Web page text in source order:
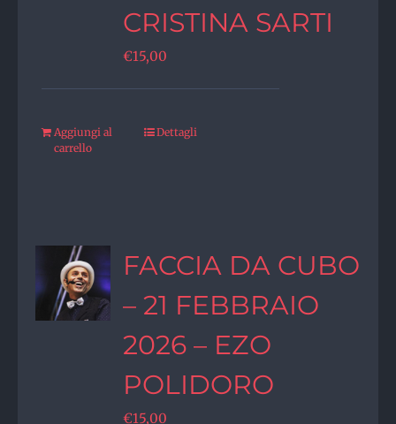
CRISTINA SARTI
€15,00
Aggiungi al
carrello
Dettagli
FACCIA DA CUBO
– 21 FEBBRAIO
2026 – EZO
POLIDORO
€15,00